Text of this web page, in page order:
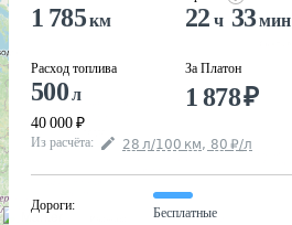
1 785км
Расход топлива
500л
40 000 ₽
22 ч 33мин
За Платон
1 878₽
Из расчёта: 28 л/100 км, 80 ₽/л
Дороги:
Бесплатные